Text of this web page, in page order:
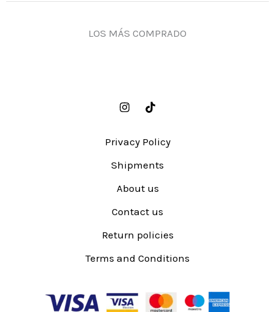
LOS MÁS COMPRADO
Privacy Policy
Shipments
About us
Contact us
Return policies
Terms and Conditions